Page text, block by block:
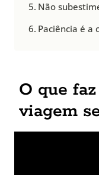
Não
Paciência é a
O que
viagem